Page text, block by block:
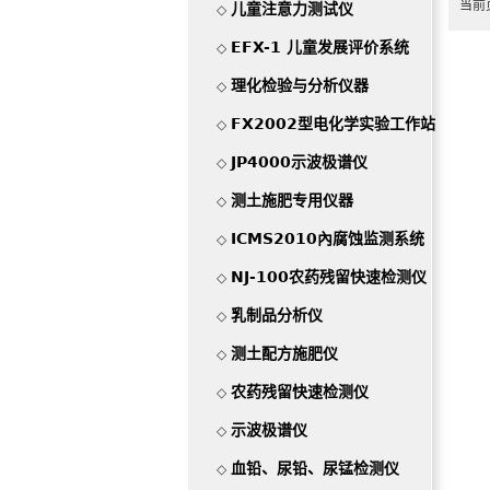
◇ 儿童注意力测试仪
◇ EFX-1 儿童发展评价系统
◇ 理化检验与分析仪器
◇ FX2002型电化学实验工作站
◇ JP4000示波极谱仪
◇ 测土施肥专用仪器
◇ ICMS2010內腐蚀监测系统
◇ NJ-100农药残留快速检测仪
◇ 乳制品分析仪
◇ 测土配方施肥仪
◇ 农药残留快速检测仪
◇ 示波极谱仪
◇ 血铅、尿铅、尿锰检测仪
当